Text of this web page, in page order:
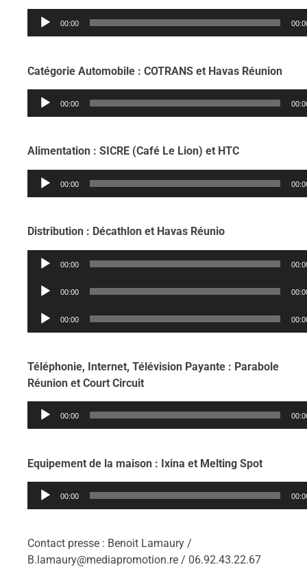
Lecteur
00:00
Catégorie Automobile : COTRANS et Havas Réunion
Lecteur
00:00
Alimentation : SICRE (Café Le Lion) et HTC
Lecteur
00:00
Distribution : Décathlon et Havas Réunio
Lecteur
00:00
Lecteur
00:00
Lecteur
00:00
Téléphonie, Internet, Télévision Payante : Parabole
Réunion et Court Circuit
Lecteur
00:00
Equipement de la maison : Ixina et Melting Spot
Lecteur
00:00
Contact presse : Benoit Lamaury /
B.lamaury@mediapromotion.re / 06.92.43.22.67